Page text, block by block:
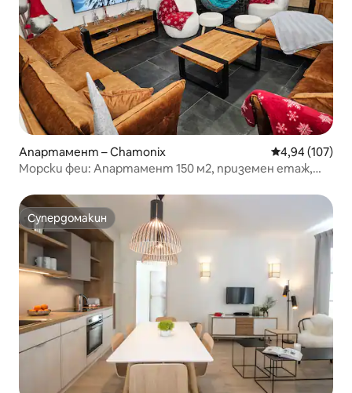
Апартамент – Chamonix Средна
4,94 (107)
Морски феи: Апартамент 150 м2, приземен етаж,
Супердомакин
Супердомакин